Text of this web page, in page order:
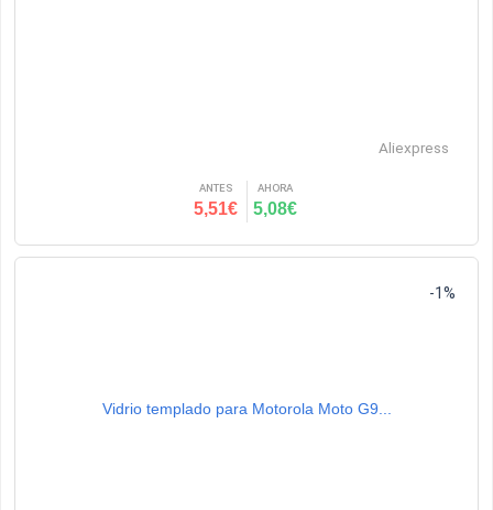
Aliexpress
ANTES
5,51€
AHORA
5,08€
Vidrio templado para Motorola Moto G9...
-1%